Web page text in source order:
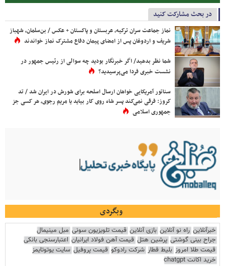
در بحث مشارکت کنید
نماز جماعت سران ترکیه، عربستان و پاکستان + عکس / بن‌سلمان، شهباز
شریف و اردوغان پس از امضای پیمان دفاع مشترک نماز خواندند
شما نظر بدهید/ اگر خبرنگار بودید چه سوالی از رئیس جمهور در
نشست خبری فردا می‌پرسیدید؟
سناتور آمریکایی خواهان ارسال اسلحه برای شورش در ایران شد / تد
کروز: فرقی نمی‌کند پسر شاه روی کار بیاید یا مریم رجوی، هر کسی جز
جمهوری اسلامی
وبگردی
خبرآنلاین راه نو آنلاین بازی آنلاین قیمت تلویزیون سونی مبل مینیمال
جراح بینی گوشتی پرشین هتل قیمت آهن فولاد ایرانیان اعتبارسنجی بانکی
قیمت طلا امروز بلیط قطار شرکت رادوکو قیمت پروفیل سایت یوتوتایمز
خرید اکانت chatgpt